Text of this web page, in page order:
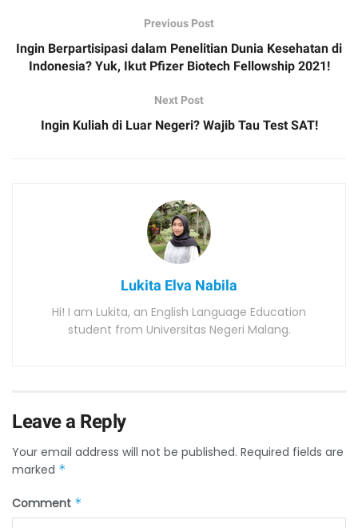
Previous Post
Ingin Berpartisipasi dalam Penelitian Dunia Kesehatan di
Indonesia? Yuk, Ikut Pfizer Biotech Fellowship 2021!
Next Post
Ingin Kuliah di Luar Negeri? Wajib Tau Test SAT!
Lukita Elva Nabila
Hi! I am Lukita, an English Language Education
student from Universitas Negeri Malang.
Leave a Reply
Your email address will not be published. Required fields are
marked *
Comment *